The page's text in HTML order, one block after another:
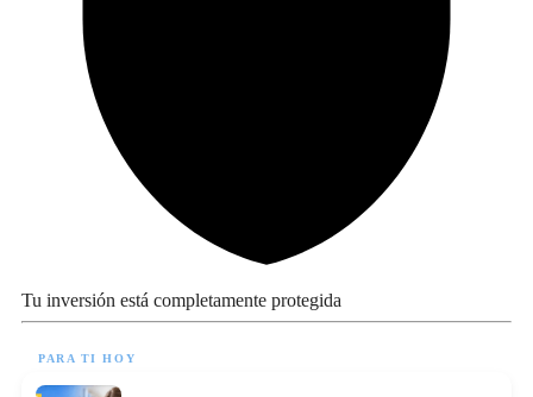
Tu inversión está completamente protegida
PARA TI HOY